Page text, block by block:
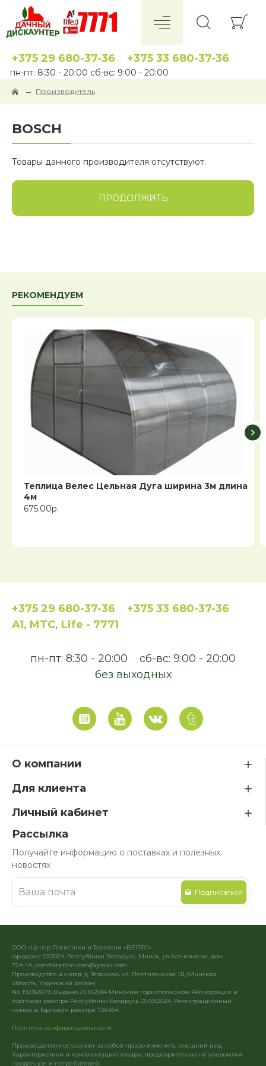
+375 29 680-37-36 +375 33 680-37-36
пн-пт: 8:30 - 20:00 сб-вс: 9:00 - 20:00
Производитель
BOSCH
Товары данного производителя отсутствуют.
ПРОДОЛЖИТЬ
РЕКОМЕНДУЕМ
Теплица Велес Цельная Дуга ширина 3м длина
4м
675.00р.
+375 29 680-37-36
+375 33 680-37-36
A1, MTC, Life - 7771
пн-пт: 8:30 - 20:00
сб-вс: 9:00 - 20:00
без выходных
О компании
Для клиента
Личный кабинет
Рассылка
Получайте информацию о поставках и полезных
новостях
Подписаться
ООО «Центр Логистики и Торговли «ВЕЛЕС»
юр.адрес: 220024, Республика Беларусь, Минск, ул.Асаналиева, дом
72А-1А, comfortprom.com@gmail.com
Производство и склад: д. Теляково, ул. Партизанская 1Д (Минская
область, Узденский район)
No 192363019, Выдано 21.10.2014 Минским горисполкомом Регистрация в
торговом реестре Республики Беларусь 05.09.2024. Регистрационный
номер в Торговом реестре 726454
Политика конфиденциальности
Производители оставляют за собой право изменять внешний вид.
Характеристики и комплектацию товара, предварительно не уведомляя
продавцов и потребителей.